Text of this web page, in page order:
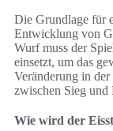
Die Grundlage für
Entwicklung von
Wurf muss der
einsetzt, um das
Veränderung in
zwischen Sieg und
Wie wird der